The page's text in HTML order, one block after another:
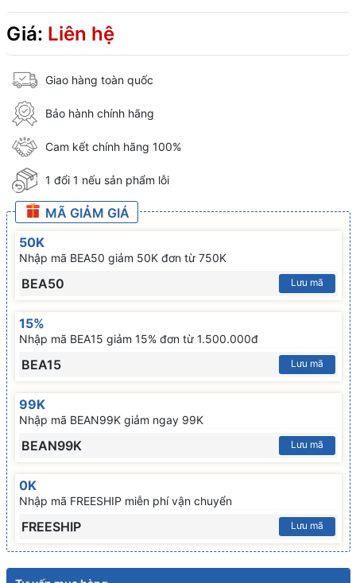
Giá: Liên hệ
Giao hàng toàn quốc
Bảo hành chính hãng
Cam kết chính hãng 100%
1 đổi 1 nếu sản phẩm lỗi
MÃ GIẢM GIÁ
50K
Nhập mã BEA50 giảm 50K đơn từ 750K
BEA50 Lưu mã
15%
Nhập mã BEA15 giảm 15% đơn từ 1.500.000đ
BEA15 Lưu mã
99K
Nhập mã BEAN99K giảm ngay 99K
BEAN99K Lưu mã
0K
Nhập mã FREESHIP miễn phí vận chuyển
FREESHIP Lưu mã